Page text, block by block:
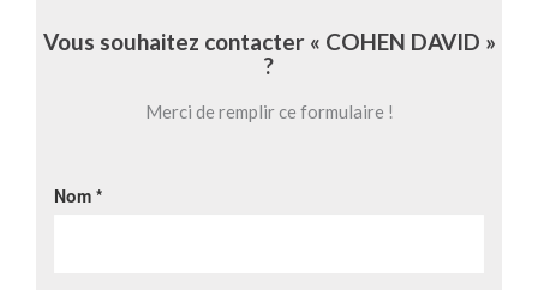
Vous souhaitez contacter « COHEN DAVID »
?
Merci de remplir ce formulaire !
Nom *